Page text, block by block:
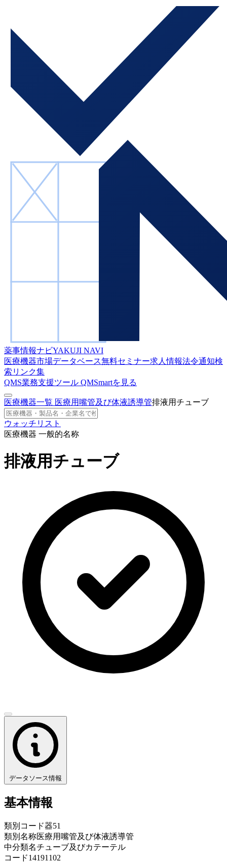
薬事情報ナビYAKUJI NAVI
医療機器市場データベース無料セミナー求人情報法令通知検
索 リンク集
QMS業務支援ツール QMSmartを見る
医療機器一覧 医療用嘴管及び体液誘導管排液用チューブ
ウォッチリスト
医療機器 一般的名称
排液用チューブ
データソース情報
基本情報
類別コード器51
類別名称医療用嘴管及び体液誘導管
中分類名チューブ及びカテーテル
コード14191102